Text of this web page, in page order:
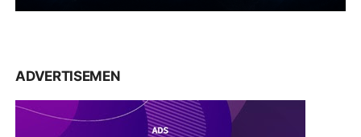
ADVERTISEMEN